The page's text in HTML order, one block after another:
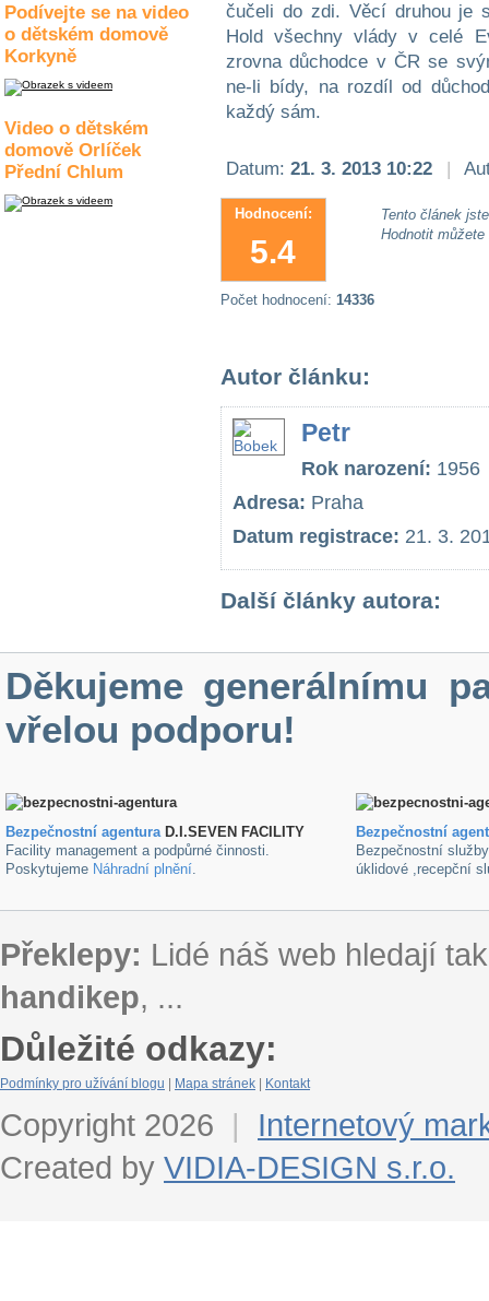
Podívejte se na video
o dětském domově
Korkyně
Video o dětském
domově Orlíček
Přední Chlum
čučeli do zdi. Věcí druhou je
Hold všechny vlády v celé
zrovna důchodce v ČR se
ne-li bídy, na rozdíl od
každý sám.
Datum: 21. 3. 2013 10:22 |
Hodnocení:
5.4
Tento článek
Hodnotit
Počet hodnocení: 14336
Autor článku:
Petr
Rok narození: 1956
Adresa: Praha
Datum registrace: 21. 3.
Další články autora:
Děkujeme generálnímu
vřelou podporu!
Bezpečnostní agenturaD.I.SEVEN FACILITY
Facility management a podpůrné činnosti.
Poskytujeme Náhradní plnění.
Bezpečnostní
Bezpečnostní
úklidové ,recepční
Překlepy: Lidé náš web hledají
handikep, ...
Důležité odkazy:
Podmínky pro užívání blogu Mapa stránek Kontakt
Copyright 2026 |
Internetový
Created by VIDIA-DESIGN s.r.o.